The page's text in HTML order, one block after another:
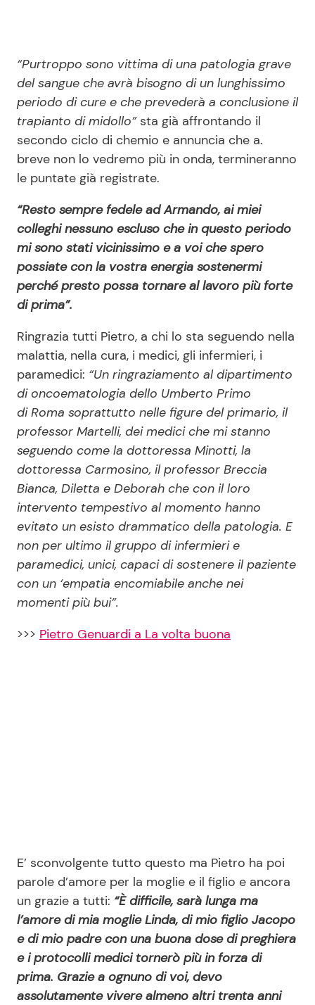
“Purtroppo sono vittima di una patologia grave
del sangue che avrà bisogno di un lunghissimo
periodo di cure e che prevederà a conclusione il
trapianto di midollo” sta già affrontando il
secondo ciclo di chemio e annuncia che a.
breve non lo vedremo più in onda, termineranno
le puntate già registrate.
“Resto sempre fedele ad Armando, ai miei
colleghi nessuno escluso che in questo periodo
mi sono stati vicinissimo e a voi che spero
possiate con la vostra energia sostenermi
perché presto possa tornare al lavoro più forte
di prima”.
Ringrazia tutti Pietro, a chi lo sta seguendo nella
malattia, nella cura, i medici, gli infermieri, i
paramedici: “Un ringraziamento al dipartimento
di oncoematologia dello Umberto Primo
di Roma soprattutto nelle figure del primario, il
professor Martelli, dei medici che mi stanno
seguendo come la dottoressa Minotti, la
dottoressa Carmosino, il professor Breccia
Bianca, Diletta e Deborah che con il loro
intervento tempestivo al momento hanno
evitato un esisto drammatico della patologia. E
non per ultimo il gruppo di infermieri e
paramedici, unici, capaci di sostenere il paziente
con un ‘empatia encomiabile anche nei
momenti più bui”.
>>> Pietro Genuardi a La volta buona
E’ sconvolgente tutto questo ma Pietro ha poi
parole d’amore per la moglie e il figlio e ancora
un grazie a tutti: “È difficile, sarà lunga ma
l’amore di mia moglie Linda, di mio figlio Jacopo
e di mio padre con una buona dose di preghiera
e i protocolli medici tornerò più in forza di
prima. Grazie a ognuno di voi, devo
assolutamente vivere almeno altri trenta anni